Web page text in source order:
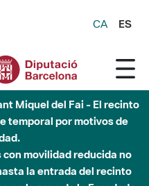
CA ES
Miquel del Fai - El recinto
temporal por motivos de
movilidad reducida no
la entrada del recinto